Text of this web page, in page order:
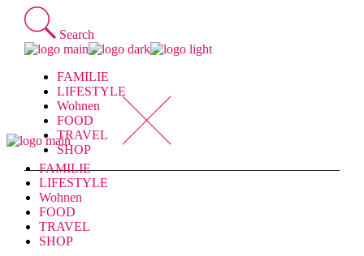
Skip
content
Search
FAMILIE
LIFESTYLE
Wohnen
FOOD
TRAVEL
SHOP
FAMILIE
LIFESTYLE
Wohnen
FOOD
TRAVEL
SHOP